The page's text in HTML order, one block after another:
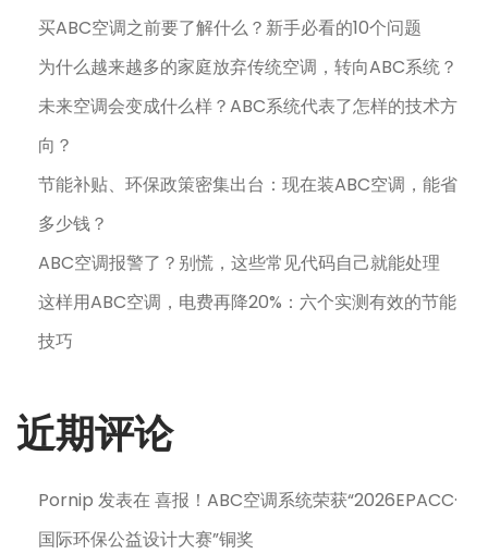
买ABC空调之前要了解什么？新手必看的10个问题
为什么越来越多的家庭放弃传统空调，转向ABC系统？
未来空调会变成什么样？ABC系统代表了怎样的技术方
向？
节能补贴、环保政策密集出台：现在装ABC空调，能省
多少钱？
ABC空调报警了？别慌，这些常见代码自己就能处理
这样用ABC空调，电费再降20%：六个实测有效的节能
技巧
近期评论
Pornip 发表在喜报！ABC空调系统荣获“2026EPACC·
国际环保公益设计大赛”铜奖